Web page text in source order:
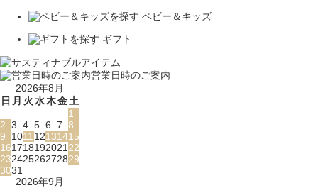
ベビー＆キッズ
ギフト
営業日時のご案内
2026年8月
日 月 火水木金土
1
2 3 4 5 6 7 8
9
1011 12131415
161718192021 22
23242526272829
3031
2026年9月